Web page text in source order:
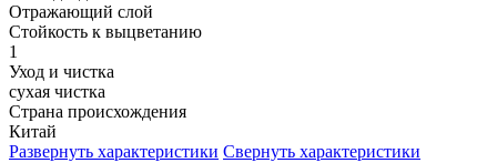
Отражающий слой
Стойкость к выцветанию
1
Уход и чистка
сухая чистка
Страна происхождения
Китай
Развернуть характеристики Свернуть характеристики